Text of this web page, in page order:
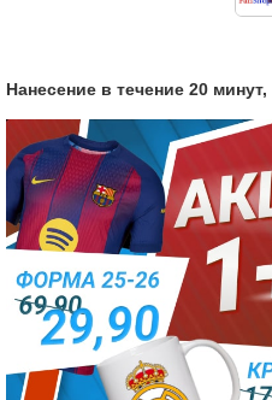
Нанесение в течение 20 минут,